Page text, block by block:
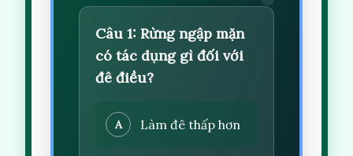
Câu 1: Rừng ngập mặn
có tác dụng gì đối với
đê điều?
A Làm đê thấp hơn